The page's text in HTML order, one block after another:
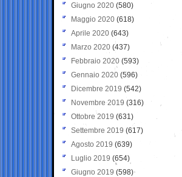
Giugno 2020 (580)
Maggio 2020 (618)
Aprile 2020 (643)
Marzo 2020 (437)
Febbraio 2020 (593)
Gennaio 2020 (596)
Dicembre 2019 (542)
Novembre 2019 (316)
Ottobre 2019 (631)
Settembre 2019 (617)
Agosto 2019 (639)
Luglio 2019 (654)
Giugno 2019 (598)